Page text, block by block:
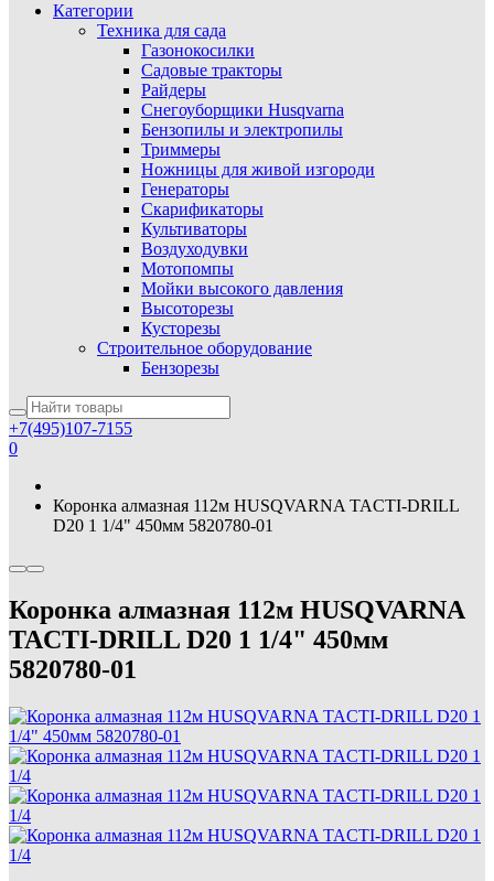
Категории
Техника для сада
Газонокосилки
Садовые тракторы
Райдеры
Снегоуборщики Husqvarna
Бензопилы и электропилы
Триммеры
Ножницы для живой изгороди
Генераторы
Скарификаторы
Культиваторы
Воздуходувки
Мотопомпы
Мойки высокого давления
Высоторезы
Кусторезы
Строительное оборудование
Бензорезы
+7(495)107-7155
0
Коронка алмазная 112м HUSQVARNA TACTI-DRILL
D20 1 1/4" 450мм 5820780-01
Коронка алмазная 112м HUSQVARNA
TACTI-DRILL D20 1 1/4" 450мм
5820780-01